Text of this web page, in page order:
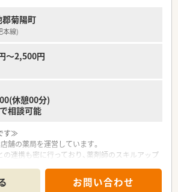
度をあげるには社員の満足度を上げるしかない
社員のワークライフバランスを真剣に考え従業員
境作りに取り組んでいます。
非常に高いです。
時間は、週40時間の月単位の変形労働時間制。長
。
しい完全週休2日制の薬局で年間休日115日ご
イベートの充実が仕事の質につながるという観
員から愛される秘訣です。
(長期有給消化制度)や育休・産休取得率が高
が出来る職場環境です。
＞
バンス研修、マネジメント研修などご自身の
菊陽町
本線)
～2,500円
休憩00分)
相談可能
す≫
舗の薬局を運営しています。
連携も密に行っており、薬剤師のスキルアップ
の予定もあり、独立支援も行う会社です。
お問い合わせ